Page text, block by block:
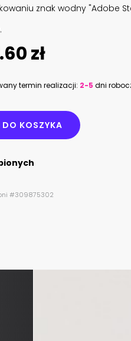
znak wodny "Adobe
zł
termin realizacji: 2-5 dni
KOSZYKA
#309875302